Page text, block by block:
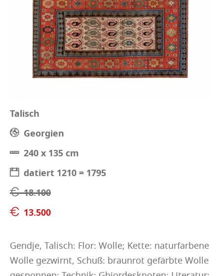
Talisch
Georgien
240 x 135 cm
datiert 1210 = 1795
18.100
13.500
Gendje, Talisch: Flor: Wolle; Kette: naturfarbene
Wolle gezwirnt, Schuß: braunrot gefärbte Wolle